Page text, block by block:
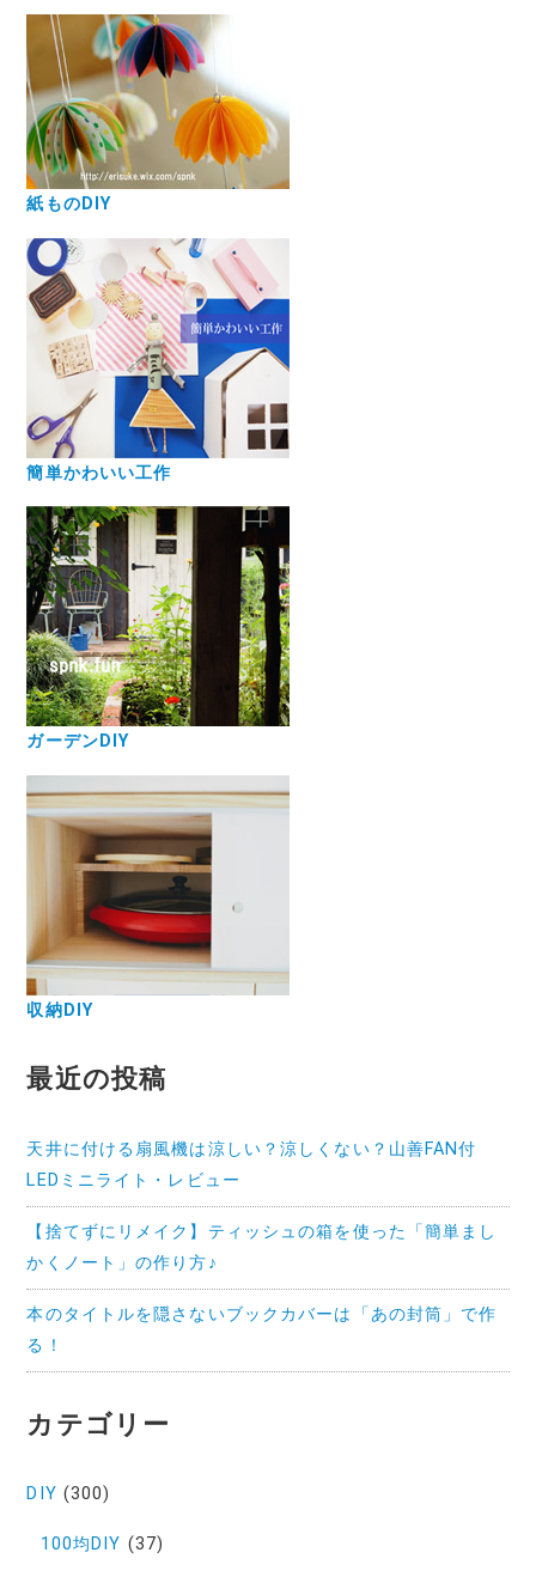
紙ものDIY
簡単かわいい工作
ガーデンDIY
収納DIY
最近の投稿
天井に付ける扇風機は涼しい？涼しくない？山善FAN付
LEDミニライト・レビュー
【捨てずにリメイク】ティッシュの箱を使った「簡単まし
かくノート」の作り方♪
本のタイトルを隠さないブックカバーは「あの封筒」で作
る！
カテゴリー
DIY (300)
100均DIY (37)